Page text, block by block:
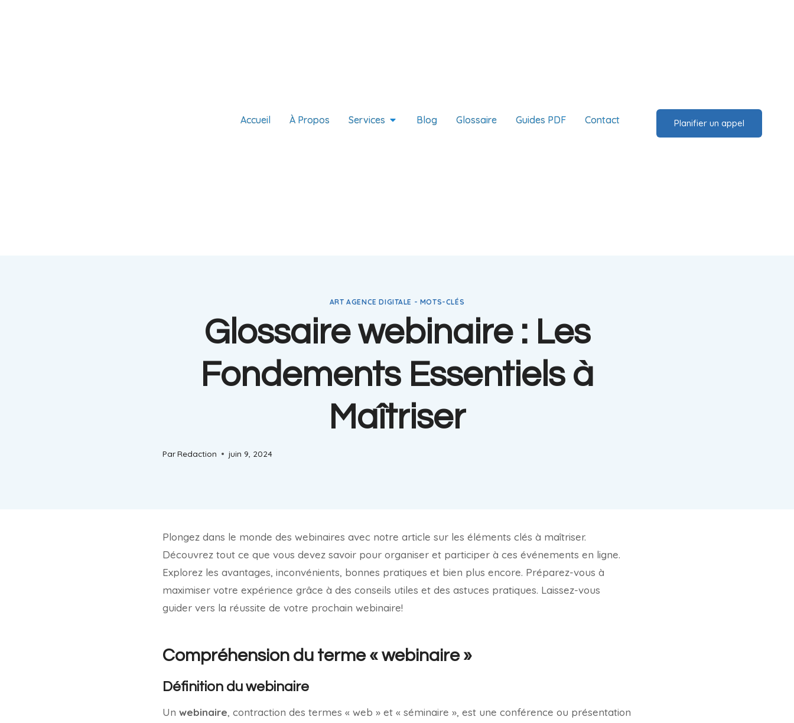
Accueil À Propos Services Blog Glossaire Guides PDF Contact Planifier un appel
ART AGENCE DIGITALE - MOTS-CLÉS
Glossaire webinaire : Les
Fondements Essentiels à
Maîtriser
ParRedaction juin 9, 2024
Plongez dans le monde des webinaires avec notre article sur les éléments clés à maîtriser.
Découvrez tout ce que vous devez savoir pour organiser et participer à ces événements en ligne.
Explorez les avantages, inconvénients, bonnes pratiques et bien plus encore. Préparez-vous à
maximiser votre expérience grâce à des conseils utiles et des astuces pratiques. Laissez-vous
guider vers la réussite de votre prochain webinaire!
Compréhension du terme « webinaire »
Définition du webinaire
Un webinaire, contraction des termes « web » et « séminaire », est une conférence ou présentation